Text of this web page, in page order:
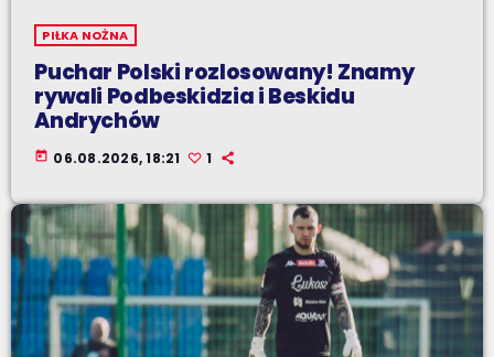
PIŁKA NOŻNA
Puchar Polski rozlosowany! Znamy
rywali Podbeskidzia i Beskidu
Andrychów
today 06.08.2026, 18:21 1